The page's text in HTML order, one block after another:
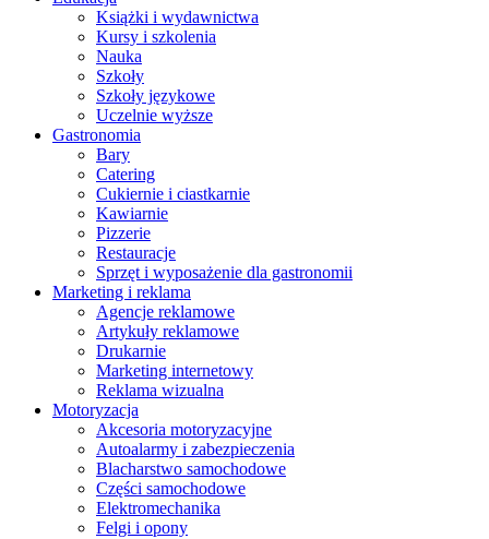
Książki i wydawnictwa
Kursy i szkolenia
Nauka
Szkoły
Szkoły językowe
Uczelnie wyższe
Gastronomia
Bary
Catering
Cukiernie i ciastkarnie
Kawiarnie
Pizzerie
Restauracje
Sprzęt i wyposażenie dla gastronomii
Marketing i reklama
Agencje reklamowe
Artykuły reklamowe
Drukarnie
Marketing internetowy
Reklama wizualna
Motoryzacja
Akcesoria motoryzacyjne
Autoalarmy i zabezpieczenia
Blacharstwo samochodowe
Części samochodowe
Elektromechanika
Felgi i opony